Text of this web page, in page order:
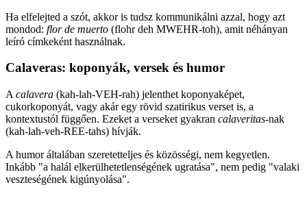
Ha elfelejted a szót, akkor is tudsz kommunikálni azzal, hogy azt
mondod: flor de muerto (flohr deh MWEHR-toh), amit néhányan
leíró címkeként használnak.
Calaveras: koponyák, versek és humor
A calavera (kah-lah-VEH-rah) jelenthet koponyaképet,
cukorkoponyát, vagy akár egy rövid szatirikus verset is, a
kontextustól függően. Ezeket a verseket gyakran calaveritas-nak
(kah-lah-veh-REE-tahs) hívják.
A humor általában szeretetteljes és közösségi, nem kegyetlen.
Inkább "a halál elkerülhetetlenségének ugratása", nem pedig "valaki
veszteségének kigúnyolása".